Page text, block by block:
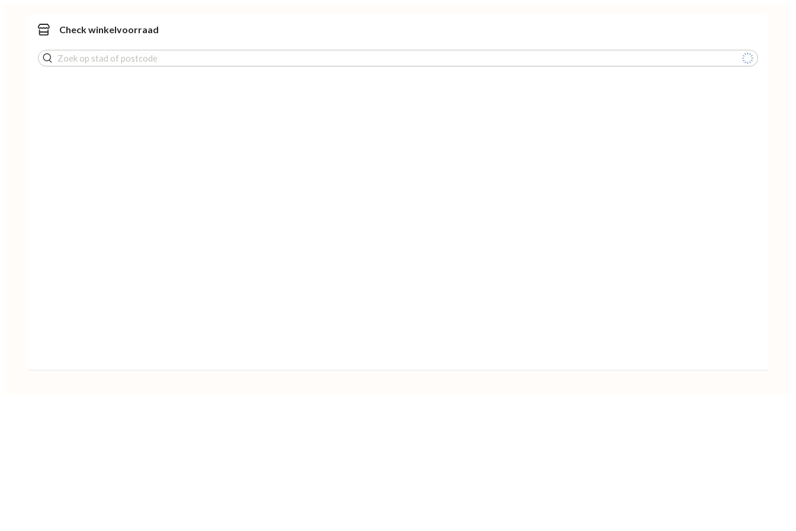
Check winkelvoorraad